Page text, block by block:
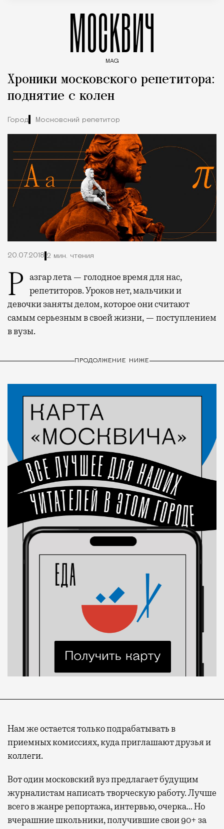
МОСКВИЧ
MAG
Хроники московского репетитора:
поднятие с колен
Город Московский репетитор
20.07.2018 2 мин. чтения
Разгар лета — голодное время для нас, репетиторов. Уроков нет, мальчики и
девочки заняты делом, которое они считают
самым серьезным в своей жизни, — поступлением
в вузы.
ПРОДОЛЖЕНИЕ НИЖЕ
Нам же остается только подрабатывать в
приемных комиссиях, куда приглашают друзья и
коллеги.
Вот один московский вуз предлагает будущим
журналистам написать творческую работу. Лучше
всего в жанре репортажа, интервью, очерка… Но
вчерашние школьники, получившие свои 90+ за